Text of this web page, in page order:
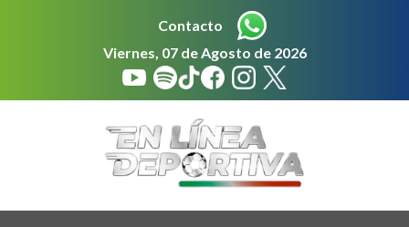
Contacto
Viernes, 07 de Agosto de 2026